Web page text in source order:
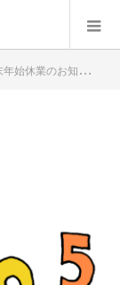
始休業のお知らせ